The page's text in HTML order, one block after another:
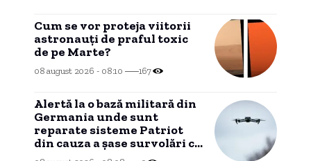
Cum se vor proteja viitorii
astronauți de praful toxic
de pe Marte?
08 august 2026 - 08:10 167
Alertă la o bază militară din
Germania unde sunt
reparate sisteme Patriot
din cauza a șase survolări cu
drone neidentificate.